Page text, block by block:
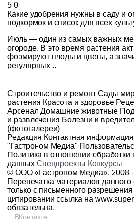
5 0
Какие удобрения нужны в саду и
подкормок и список для всех
Июль — один из самых важных
огороде. В это время растения
формируют плоды и цветы, а
регулярных ...
Строительство и ремонт Сады
растения Красота и здоровье
Арсенал Домашние животные
и развлечения Болезни и
(фотогалереи)
Редакция Контактная информация
"Гастроном Медиа"
Политика в отношении обработки
данных Спецпроекты Конкурсы
© ООО «Гастроном Медиа», 2008
Перепечатка материалов
только с письменного
цитировании ссылка на
обязательна.
ВКонтакте